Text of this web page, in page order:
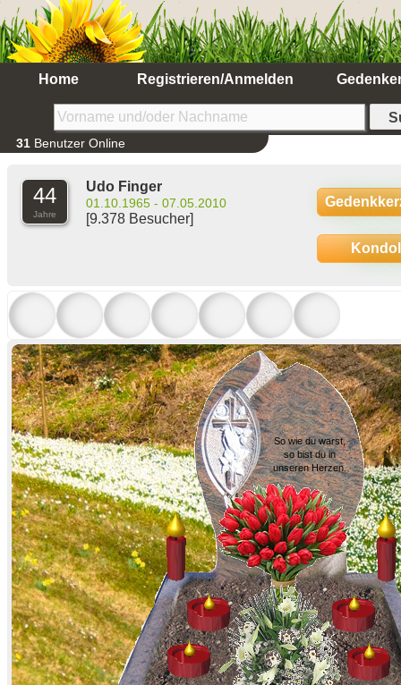
Home Registrieren/Anmelden
31 Benutzer Online
44
Jahre
Udo Finger
01.10.1965 - 07.05.2010
[9.378 Besucher]
So wie du warst,
so bist du in
unseren Herzen.